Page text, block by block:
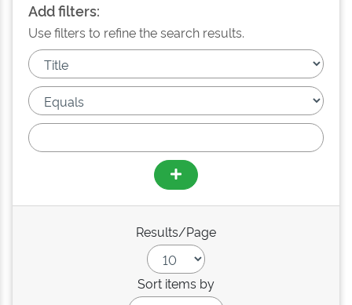
Add filters:
Use filters to refine the search results.
Results/Page
Sort items by